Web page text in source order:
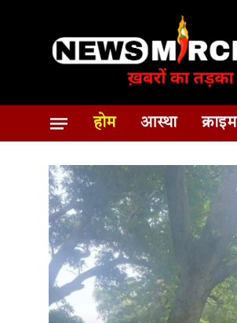
होम आस्था क्राइम